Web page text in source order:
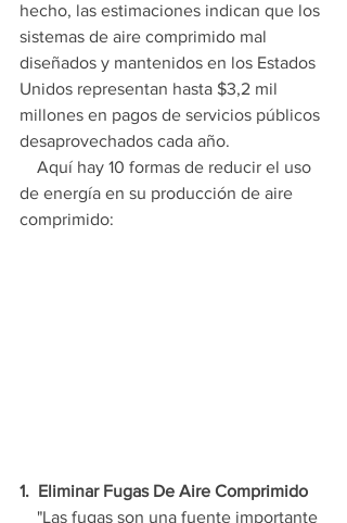
hecho, las estimaciones indican que los
sistemas de aire comprimido mal
diseñados y mantenidos en los Estados
Unidos representan hasta $3,2 mil
millones en pagos de servicios públicos
desaprovechados cada año.
de energía en su producción de aire
comprimido:
1.  Eliminar Fugas De Aire Comprimido